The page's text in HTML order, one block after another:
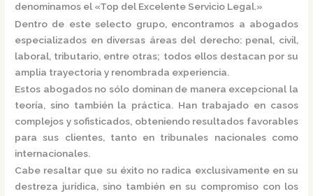
denominamos el «Top del Excelente Servicio Legal.»
Dentro de este selecto grupo, encontramos a abogados
especializados en diversas áreas del derecho: penal, civil,
laboral, tributario, entre otras; todos ellos destacan por su
amplia trayectoria y renombrada experiencia.
Estos abogados no sólo dominan de manera excepcional la
teoría, sino también la práctica. Han trabajado en casos
complejos y sofisticados, obteniendo resultados favorables
para sus clientes, tanto en tribunales nacionales como
internacionales.
Cabe resaltar que su éxito no radica exclusivamente en su
destreza jurídica, sino también en su compromiso con los